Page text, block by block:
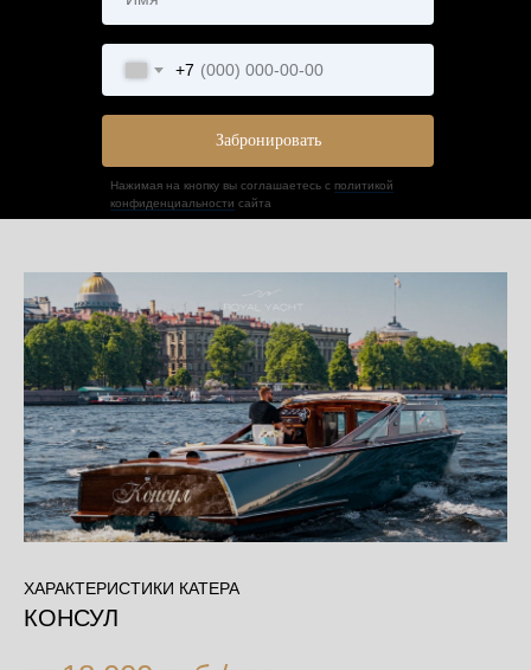
Нажимая на кнопку вы соглашаетесь с политикой
конфиденциальности сайта
+7
Забронировать
ХАРАКТЕРИСТИКИ КАТЕРА
КОНСУЛ